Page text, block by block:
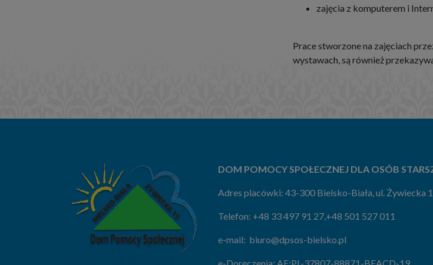
zajęcia z komputerem i
Prace stworzone na zajęciach
wystawach, są również
DOM POMOCY SPOŁECZNEJ DLA OSÓB
Adres placówki: 43-300 Bielsko-Biała, ul. Żywiecka
Telefon: +48 33 497 91 27,+48 501 527 011
e-mail: biuro@dpsos-bielsko.pl